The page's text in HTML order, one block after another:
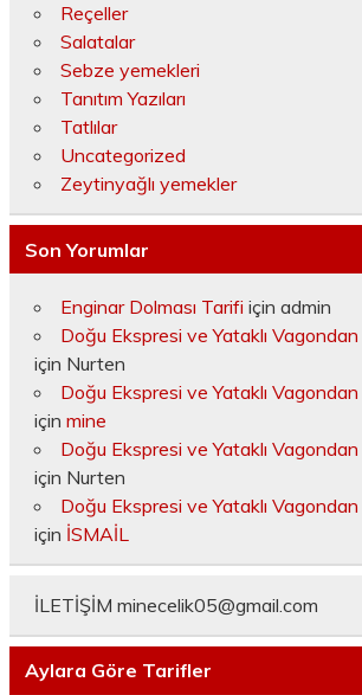
Reçeller
Salatalar
Sebze yemekleri
Tanıtım Yazıları
Tatlılar
Uncategorized
Zeytinyağlı yemekler
Son Yorumlar
Enginar Dolması Tarifi için admin
Doğu Ekspresi ve Yataklı
için Nurten
Doğu Ekspresi ve Yataklı
için mine
Doğu Ekspresi ve Yataklı
için Nurten
Doğu Ekspresi ve Yataklı
için İSMAİL
İLETİŞİM minecelik05@gmail.com
Aylara Göre Tarifler